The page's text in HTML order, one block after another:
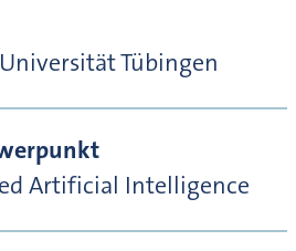
Tübingen
Artificial Intelligence